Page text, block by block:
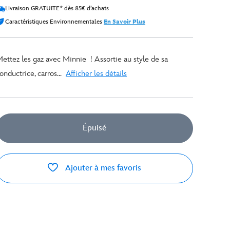
Livraison GRATUITE* dès 85€ d’achats
Caractéristiques Environnementales En Savoir Plus
les gaz avec Minnie ! Assortie au style de sa
carros... Afficher les détails
Épuisé
Ajouter à mes favoris